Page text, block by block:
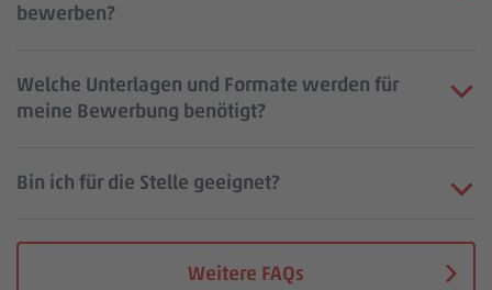
bewerben?
Welche Unterlagen und Formate werden für
meine Bewerbung benötigt?
Bin ich für die Stelle geeignet?
Weitere FAQs